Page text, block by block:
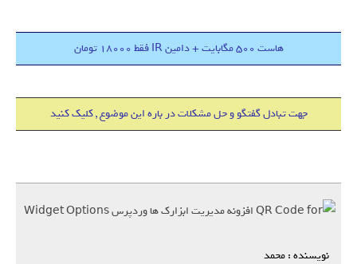
هاست 500 مگابایت + دامین IR فقط 18000 تومان
جهت تبادل گفتگو و حل مشکلات در باره این موضوع , کلیک کنید
نویسنده : محمد